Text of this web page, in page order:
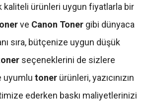
kaliteli ürünleri uygun fiyatlarla bir
ve Canon Toner gibi dünyaca
sıra, bütçenize uygun düşük
seçeneklerini de sizlere
uyumlu toner ürünleri, yazıcınızın
ederken baskı maliyetlerinizi